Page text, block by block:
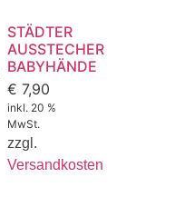
STÄDTER
AUSSTECHER
BABYHÄNDE
€ 7,90
inkl. 20 %
MwSt.
zzgl.
Versandkosten